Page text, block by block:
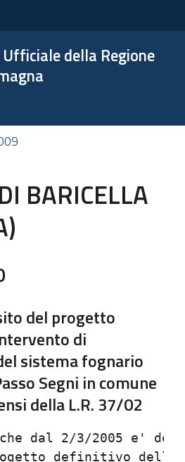
della Regione
BARICELLA
del progetto
di
sistema fognario
Segni in comune
della L.R. 37/02
che dal 2/3/2005
progetto